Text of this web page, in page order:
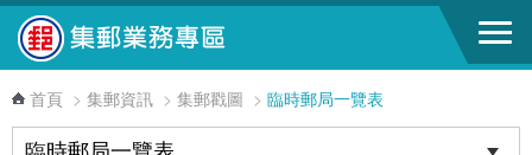
跳到主要內容區塊
首頁 > 集郵資訊 > 集郵戳圖 > 臨時郵局一覽表